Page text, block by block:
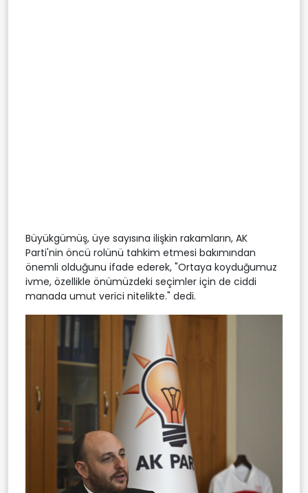
Büyükgümüş, üye sayısına ilişkin rakamların, AK
Parti'nin öncü rolünü tahkim etmesi bakımından
önemli olduğunu ifade ederek, "Ortaya koyduğumuz
ivme, özellikle önümüzdeki seçimler için de ciddi
manada umut verici nitelikte." dedi.